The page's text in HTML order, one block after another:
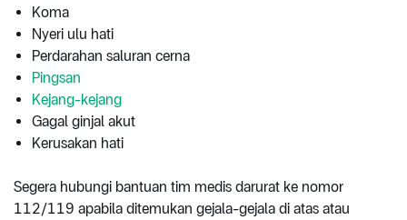
Koma
Nyeri ulu hati
Perdarahan saluran cerna
Pingsan
Kejang-kejang
Gagal ginjal akut
Kerusakan hati
Segera hubungi bantuan tim medis darurat ke nomor
112/119 apabila ditemukan gejala-gejala di atas atau